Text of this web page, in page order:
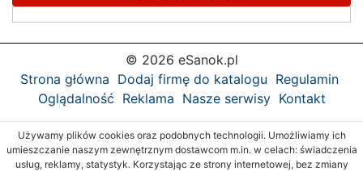
© 2026 eSanok.pl
Strona główna Dodaj firmę do katalogu Regulamin
Oglądalność Reklama Nasze serwisy Kontakt
Używamy plików cookies oraz podobnych technologii. Umożliwiamy ich
umieszczanie naszym zewnętrznym dostawcom m.in. w celach: świadczenia
usług, reklamy, statystyk. Korzystając ze strony internetowej, bez zmiany